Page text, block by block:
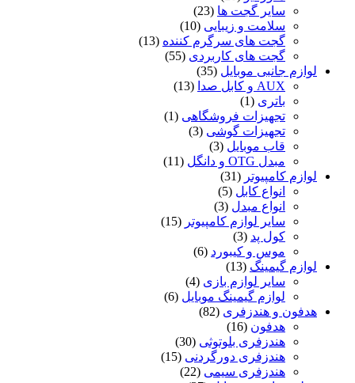
سایر گجت ها (23)
سلامت و زیبایی (10)
گجت های سرگرم کننده (13)
گجت های کاربردی (55)
لوازم جانبی موبایل (35)
AUX و کابل صدا
(13)
باتری (1)
تجهیزات فروشگاهی (1)
تجهیزات گوشی (3)
قاب موبایل (3)
مبدل OTG و دانگل
(11)
لوازم کامپیوتر (31)
انواع کابل (5)
انواع مبدل (3)
سایر لوازم کامپیوتر (15)
کول پد (3)
موس و کیبورد (6)
لوازم گیمینگ (13)
سایر لوازم بازی (4)
لوازم گیمینگ موبایل (6)
هدفون و هندزفری (82)
هدفون (16)
هندزفری بلوتوثی (30)
هندزفری دورگردنی (15)
هندزفری سیمی (22)